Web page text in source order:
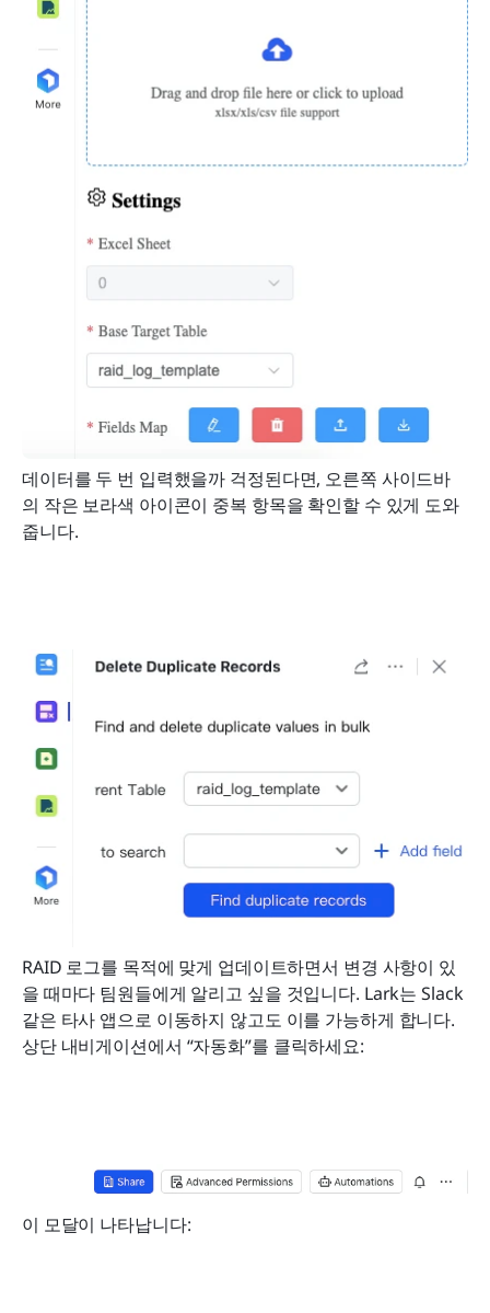
데이터를 두 번 입력했을까 걱정된다면, 오른쪽 사이드바
의 작은 보라색 아이콘이 중복 항목을 확인할 수 있게 도와
줍니다.
RAID 로그를 목적에 맞게 업데이트하면서 변경 사항이 있
을 때마다 팀원들에게 알리고 싶을 것입니다. Lark는 Slack
같은 타사 앱으로 이동하지 않고도 이를 가능하게 합니다.
상단 내비게이션에서 “자동화”를 클릭하세요:
이 모달이 나타납니다: